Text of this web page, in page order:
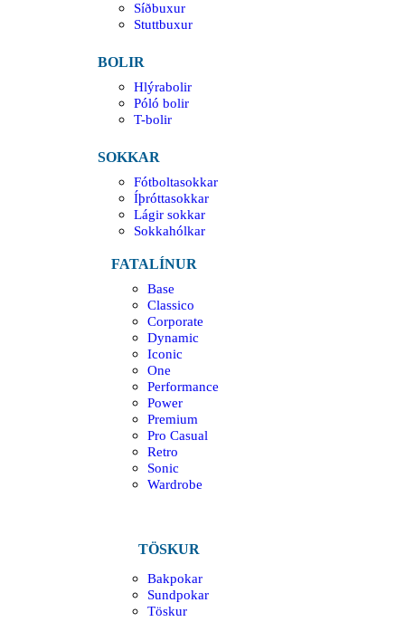
Síðbuxur
Stuttbuxur
BOLIR
Hlýrabolir
Póló bolir
T-bolir
SOKKAR
Fótboltasokkar
Íþróttasokkar
Lágir sokkar
Sokkahólkar
FATALÍNUR
Base
Classico
Corporate
Dynamic
Iconic
One
Performance
Power
Premium
Pro Casual
Retro
Sonic
Wardrobe
TÖSKUR
Bakpokar
Sundpokar
Töskur